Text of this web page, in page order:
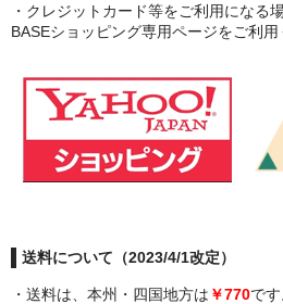
お勧め商品
MONDE SELECTION
ご当地シリーズ
キャラクター
・クレジットカード等をご利用になる
BASEショッピング専用ページをご利用
送料について（2023/4/1改定）
・送料は、本州・四国地方は ￥770で